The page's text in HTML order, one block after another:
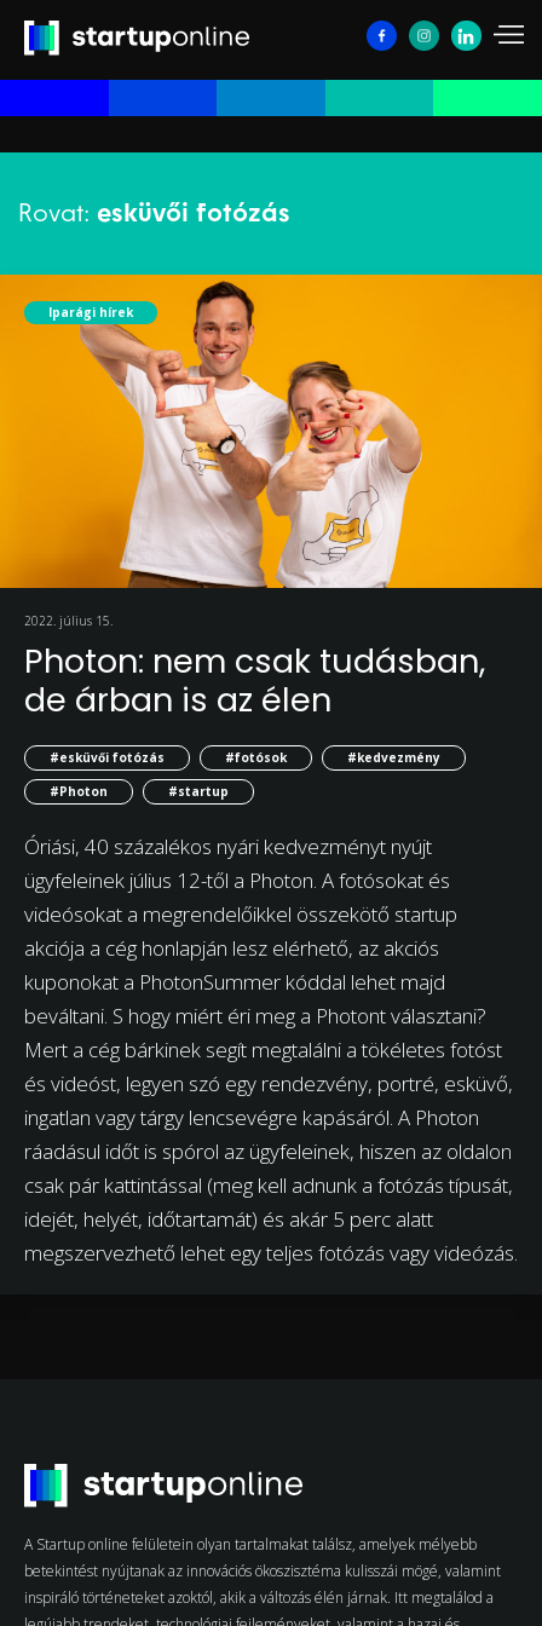
Rovat: esküvői fotózás
Iparági hírek
2022. július 15.
Photon: nem csak tudásban,
de árban is az élen
#esküvői fotózás #fotósok
#kedvezmény
#Photon
#startup
Óriási, 40 százalékos nyári kedvezményt nyújt
ügyfeleinek július 12-től a Photon. A fotósokat és
videósokat a megrendelőikkel összekötő startup
akciója a cég honlapján lesz elérhető, az akciós
kuponokat a PhotonSummer kóddal lehet majd
beváltani. S hogy miért éri meg a Photont választani?
Mert a cég bárkinek segít megtalálni a tökéletes fotóst
és videóst, legyen szó egy rendezvény, portré, esküvő,
ingatlan vagy tárgy lencsevégre kapásáról. A Photon
ráadásul időt is spórol az ügyfeleinek, hiszen az oldalon
csak pár kattintással (meg kell adnunk a fotózás típusát,
idejét, helyét, időtartamát) és akár 5 perc alatt
megszervezhető lehet egy teljes fotózás vagy videózás.
A Startup online felületein olyan tartalmakat találsz, amelyek mélyebb
betekintést nyújtanak az innovációs ökoszisztéma kulisszái mögé, valamint
inspiráló történeteket azoktól, akik a változás élén járnak. Itt megtalálod a